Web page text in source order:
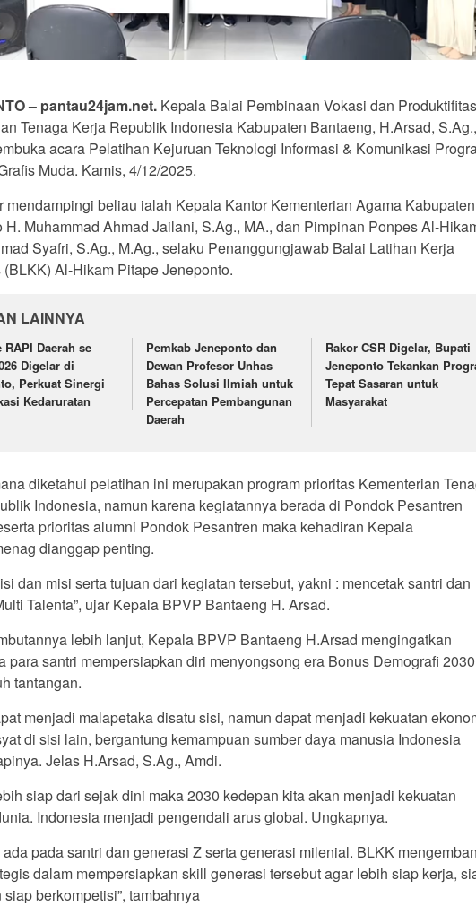
– pantau24jam.net. Kepala Balai Pembinaan Vokasi dan Produktifitas
Tenaga Kerja Republik Indonesia Kabupaten Bantaeng, H.Arsad, S.Ag.,
acara Pelatihan Kejuruan Teknologi Informasi & Komunikasi
Muda. Kamis, 4/12/2025.
mendampingi beliau ialah Kepala Kantor Kementerian Agama Kabupaten
H. Muhammad Ahmad Jailani, S.Ag., MA., dan Pimpinan Ponpes Al-
Syafri, S.Ag., M.Ag., selaku Penanggungjawab Balai Latihan Kerja
(BLKK) Al-Hikam Pitape Jeneponto.
LAINNYA
RAPI Daerah se
Digelar di
Perkuat Sinergi
Kedaruratan
Pemkab Jeneponto dan
Dewan Profesor Unhas
Bahas Solusi Ilmiah untuk
Percepatan Pembangunan
Daerah
Rakor CSR Digelar, Bupati
Jeneponto Tekankan
Tepat Sasaran untuk
Masyarakat
diketahui pelatihan ini merupakan program prioritas Kementerian
Indonesia, namun karena kegiatannya berada di Pondok Pesantren
prioritas alumni Pondok Pesantren maka kehadiran Kepala
dianggap penting.
dan misi serta tujuan dari kegiatan tersebut, yakni : mencetak santri dan
Talenta”, ujar Kepala BPVP Bantaeng H. Arsad.
lebih lanjut, Kepala BPVP Bantaeng H.Arsad mengingatkan
para santri mempersiapkan diri menyongsong era Bonus Demografi 2030
tantangan.
menjadi malapetaka disatu sisi, namun dapat menjadi kekuatan
di sisi lain, bergantung kemampuan sumber daya manusia Indonesia
Jelas H.Arsad, S.Ag., Amdi.
siap dari sejak dini maka 2030 kedepan kita akan menjadi kekuatan
Indonesia menjadi pengendali arus global. Ungkapnya.
ada pada santri dan generasi Z serta generasi milenial. BLKK mengemban
dalam mempersiapkan skill generasi tersebut agar lebih siap kerja,
siap berkompetisi”, tambahnya